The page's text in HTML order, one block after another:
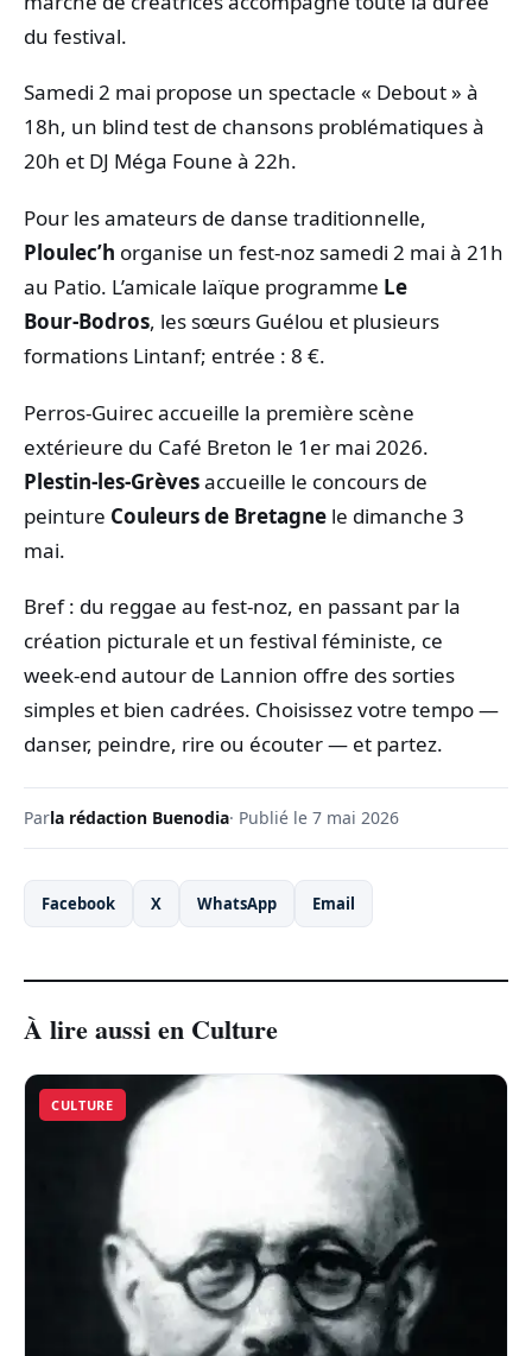
du festival.
Samedi 2 mai propose un spectacle « Debout » à
18h, un blind test de chansons problématiques à
20h et DJ Méga Foune à 22h.
Pour les amateurs de danse traditionnelle,
Ploulec’h organise un fest‑noz samedi 2 mai à 21h
au Patio. L’amicale laïque programme Le
Bour‑Bodros, les sœurs Guélou et plusieurs
formations Lintanf; entrée : 8 €.
Perros‑Guirec accueille la première scène
extérieure du Café Breton le 1er mai 2026.
Plestin‑les‑Grèvesaccueille le concours de
peinture Couleurs de Bretagne le dimanche 3
mai.
Bref : du reggae au fest‑noz, en passant par la
création picturale et un festival féministe, ce
week‑end autour de Lannion offre des sorties
simples et bien cadrées. Choisissez votre tempo —
danser, peindre, rire ou écouter — et partez.
Parla rédaction Buenodia· Publié le 7 mai 2026
Facebook X WhatsApp Email
À lire aussi en Culture
CULTURE